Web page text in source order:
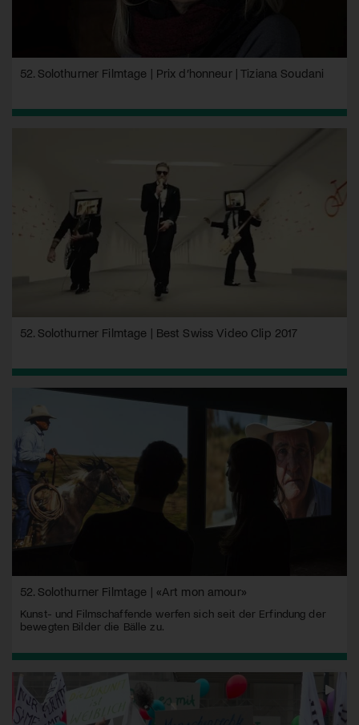
52. Solothurner Filmtage | Prix d’honneur | Tiziana Soudani
52. Solothurner Filmtage | Best Swiss Video Clip 2017
52. Solothurner Filmtage | «Art mon amour»
Kunst- und Filmschaffende werfen sich seit der Erfindung der
bewegten Bilder die Bälle zu.